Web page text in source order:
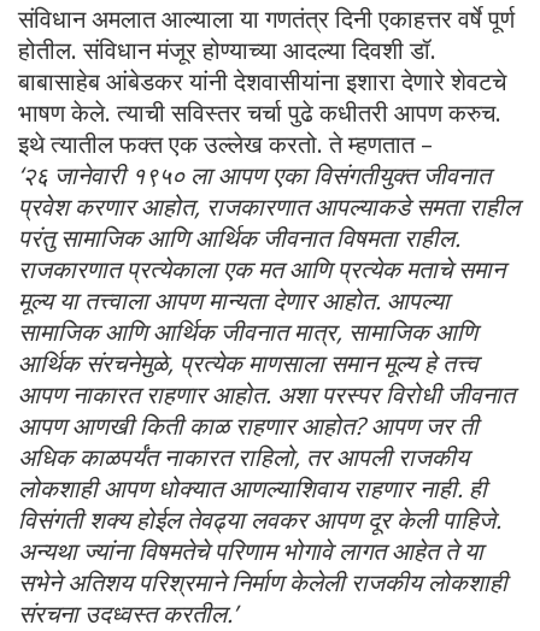
संविधान अमलात आल्याला या गणतंत्र दिनी एकाहत्तर वर्षे पूर्ण
होतील. संविधान मंजूर होण्याच्या आदल्या दिवशी डॉ.
बाबासाहेब आंबेडकर यांनी देशवासीयांना इशारा देणारे शेवटचे
भाषण केले. त्याची सविस्तर चर्चा पुढे कधीतरी आपण करुच.
इथे त्यातील फक्त एक उल्लेख करतो. ते म्हणतात –
‘२६ जानेवारी १९५० ला आपण एका विसंगतीयुक्त जीवनात
प्रवेश करणार आहोत, राजकारणात आपल्याकडे समता राहील
परंतु सामाजिक आणि आर्थिक जीवनात विषमता राहील.
राजकारणात प्रत्येकाला एक मत आणि प्रत्येक मताचे समान
मूल्य या तत्त्वाला आपण मान्यता देणार आहोत. आपल्या
सामाजिक आणि आर्थिक जीवनात मात्र, सामाजिक आणि
आर्थिक संरचनेमुळे, प्रत्येक माणसाला समान मूल्य हे तत्त्व
आपण नाकारत राहणार आहोत. अशा परस्पर विरोधी जीवनात
आपण आणखी किती काळ राहणार आहोत? आपण जर ती
अधिक काळपर्यंत नाकारत राहिलो, तर आपली राजकीय
लोकशाही आपण धोक्यात आणल्याशिवाय राहणार नाही. ही
विसंगती शक्य होईल तेवढ्या लवकर आपण दूर केली पाहिजे.
अन्यथा ज्यांना विषमतेचे परिणाम भोगावे लागत आहेत ते या
सभेने अतिशय परिश्रमाने निर्माण केलेली राजकीय लोकशाही
संरचना उदध्वस्त करतील.’